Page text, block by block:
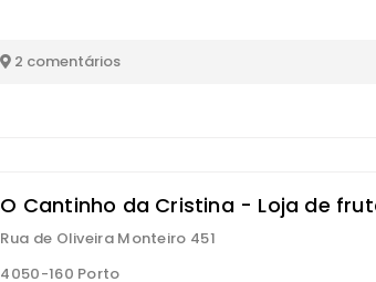
2 comentários
O Cantinho da Cristina - Loja de
Rua de Oliveira Monteiro 451
4050-160 Porto